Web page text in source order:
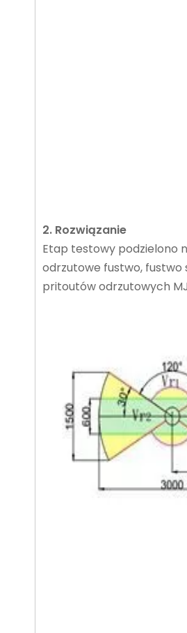
2. Rozwiązanie
Etap testowy podzielono
odrzutowe fustwo, fustwo
pritoutów odrzutowych